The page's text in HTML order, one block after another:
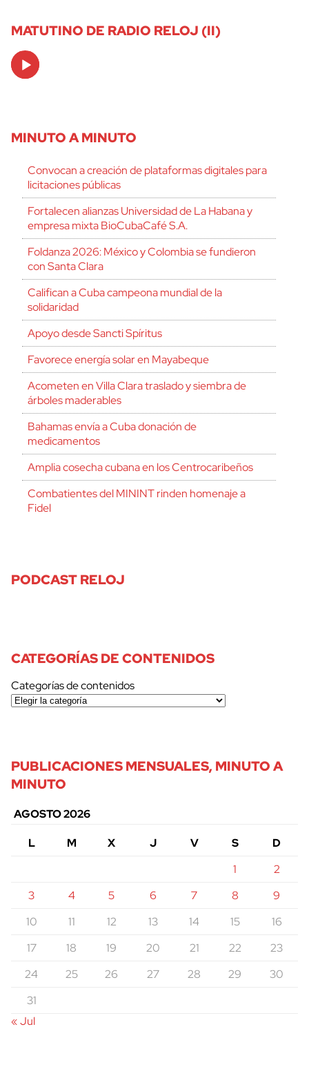
MATUTINO DE RADIO RELOJ (II)
Audio
Player
MINUTO A MINUTO
Convocan a creación de plataformas digitales para
licitaciones públicas
Fortalecen alianzas Universidad de La Habana y
empresa mixta BioCubaCafé S.A.
Foldanza 2026: México y Colombia se fundieron
con Santa Clara
Califican a Cuba campeona mundial de la
solidaridad
Apoyo desde Sancti Spíritus
Favorece energía solar en Mayabeque
Acometen en Villa Clara traslado y siembra de
árboles maderables
Bahamas envía a Cuba donación de
medicamentos
Amplia cosecha cubana en los Centrocaribeños
Combatientes del MININT rinden homenaje a
Fidel
PODCAST RELOJ
CATEGORÍAS DE CONTENIDOS
Categorías de contenidos
PUBLICACIONES MENSUALES, MINUTO A
MINUTO
AGOSTO 2026
L
M X J V S
D
1
2
3
4 5 6 7 8
9
10
11 12 13 14 15
16
17
18 19 20 21 22
23
24
25 26 27 28 29
30
31
« Jul